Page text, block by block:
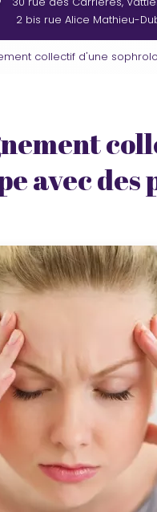
2 bis rue Alice Mathieu-
collectif d'une
avec des